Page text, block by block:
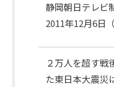
静岡朝日テレビ
2011年12月6日
２万人を超す戦
た東日本大震災